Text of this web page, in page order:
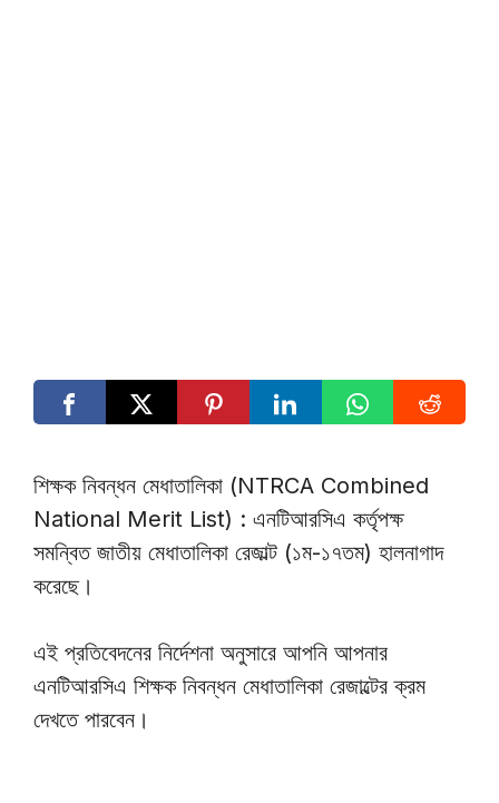
শিক্ষক নিবন্ধন মেধাতালিকা (NTRCA Combined
National Merit List) : এনটিআরসিএ কর্তৃপক্ষ
সমন্বিত জাতীয় মেধাতালিকা রেজাল্ট (১ম-১৭তম) হালনাগাদ
করেছে।
এই প্রতিবেদনের নির্দেশনা অনুসারে আপনি আপনার
এনটিআরসিএ শিক্ষক নিবন্ধন মেধাতালিকা রেজাল্টের ক্রম
দেখতে পারবেন।